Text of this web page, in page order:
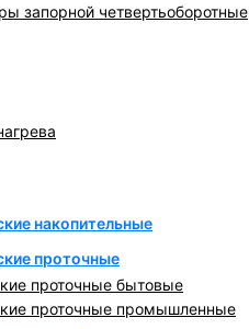
запорной четвертьоборотные
накопительные
проточные
проточные бытовые
проточные промышленные